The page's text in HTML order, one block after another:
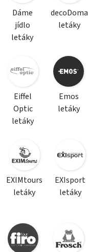
Dáme
jídlo
letáky
decoDoma
letáky
Eiffel
Optic
letáky
Emos
letáky
EXIMtours
letáky
EXIsport
letáky